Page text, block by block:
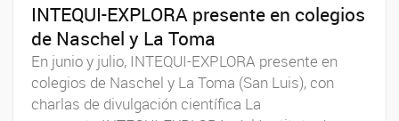
INTEQUI-EXPLORA presente en colegios
de Naschel y La Toma
En junio y julio, INTEQUI-EXPLORA presente en
colegios de Naschel y La Toma (San Luis), con
charlas de divulgación científica La